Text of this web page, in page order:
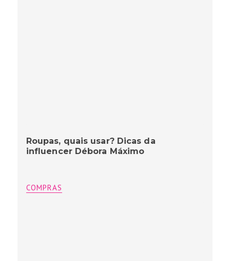
Roupas, quais usar? Dicas da
influencer Débora Máximo
COMPRAS